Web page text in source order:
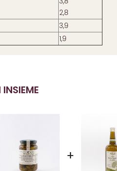
2,8
3,9
1,9
+